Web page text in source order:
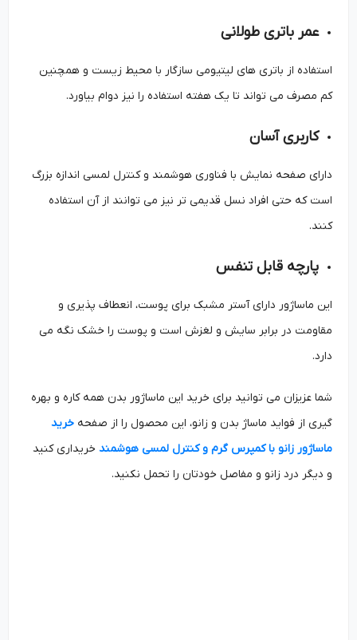
عمر باتری طولانی
استفاده از باتری های لیتیومی سازگار با محیط زیست و همچنین
کم مصرف می تواند تا یک هفته استفاده را نیز دوام بیاورد.
کاربری آسان
دارای صفحه نمایش با فناوری هوشمند و کنترل لمسی اندازه بزرگ
است که حتی افراد نسل قدیمی تر نیز می توانند از آن استفاده
کنند.
پارچه قابل تنفس
این ماساژور دارای آستر مشبک برای پوست، انعطاف پذیری و
مقاومت در برابر سایش و لغزش است و پوست را خشک نگه می
شما عزیزان می توانید برای خرید این ماساژور بدن همه کاره و بهره
گیری از فواید ماساژ بدن و زانو، این محصول را از صفحهخرید
ماساژور زانو با کمپرس گرم و کنترل لمسی هوشمندخریداری کنید
و دیگر درد زانو و مفاصل خودتان را تحمل نکنید.